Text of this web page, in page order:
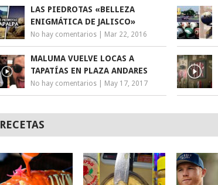
LAS PIEDROTAS «BELLEZA
ENIGMÁTICA DE JALISCO»
No hay comentarios Mar 22, 2016
MALUMA VUELVE LOCAS A
TAPATÍAS EN PLAZA ANDARES
No hay comentarios May 17, 2017
RECETAS